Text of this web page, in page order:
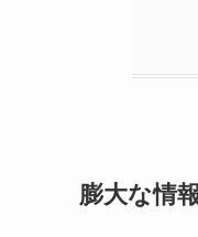
膨大な情